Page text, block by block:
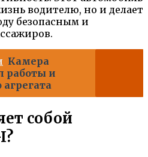
водителю, но и делает
безопасным и
Камера
работы и
агрегата
собой